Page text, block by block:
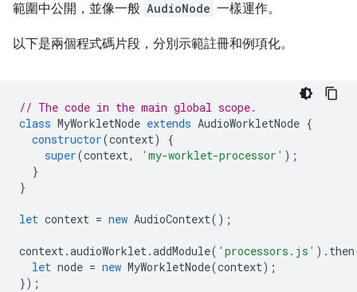
範圍中公開，並像一般 AudioNode 一樣運作。
以下是兩個程式碼片段，分別示範註冊和例項化。
// The code in the main global scope.
class MyWorkletNode extends AudioWorkletNode {
constructor(context)
{
super(context, 'my-worklet-processor' );
}
}
let context = new AudioContext();
context.audioWorklet.addModule( 'processors.js' ). then
let node = new MyWorkletNode(context);
});